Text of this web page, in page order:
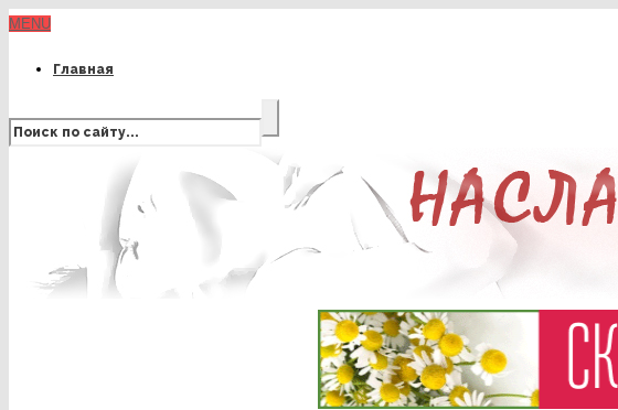
MENU
Главная